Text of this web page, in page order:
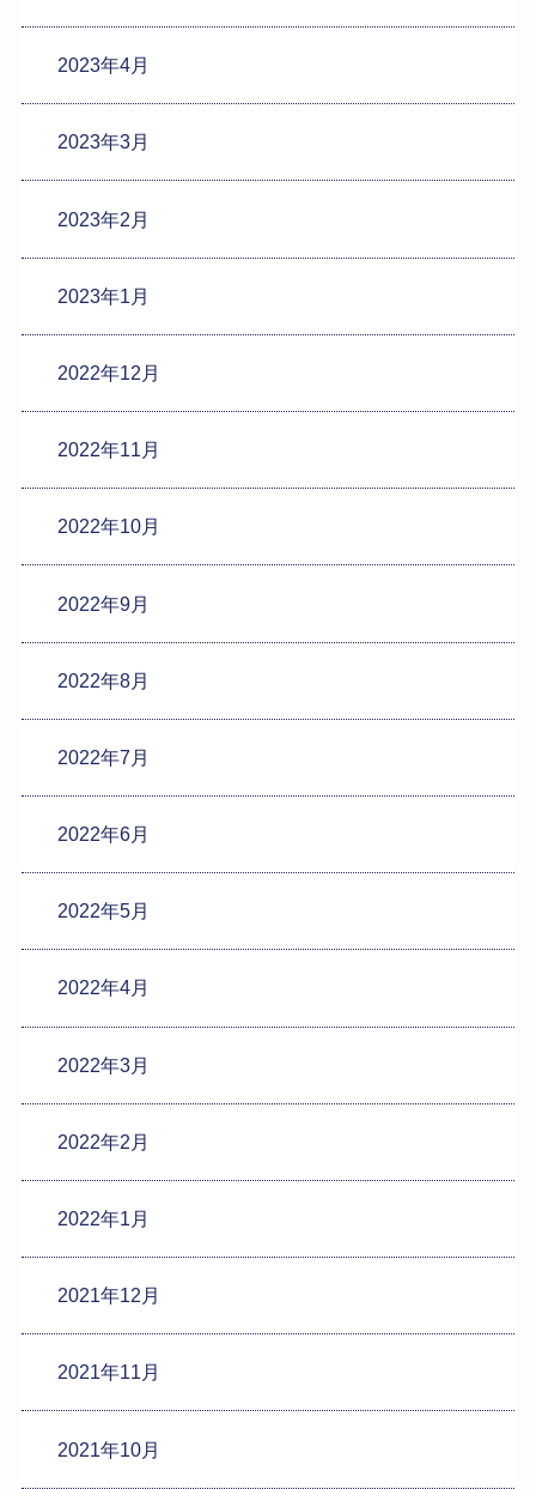
2023年4月
2023年3月
2023年2月
2023年1月
2022年12月
2022年11月
2022年10月
2022年9月
2022年8月
2022年7月
2022年6月
2022年5月
2022年4月
2022年3月
2022年2月
2022年1月
2021年12月
2021年11月
2021年10月